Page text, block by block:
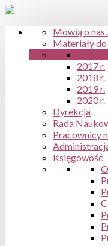
Mówią o nas
Materiały
2017 r.
2018 r.
2019 r.
2020 r.
Dyrekcja
Rada
Pracownicy
Księgowość